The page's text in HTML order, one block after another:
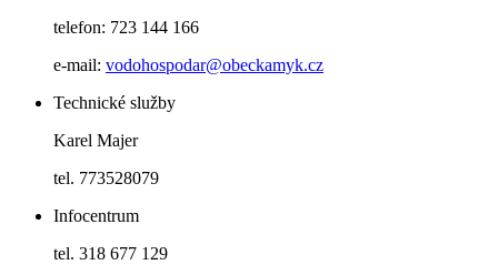
telefon: 723 144 166
e-mail: vodohospodar@obeckamyk.cz
Technické služby
Karel Majer
tel. 773528079
Infocentrum
tel. 318 677 129